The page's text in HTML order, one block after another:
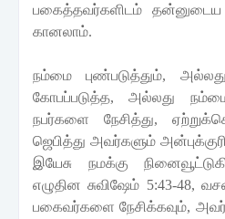
பகைத்தவர்களிடம்
தன்னுடைய
கானலாம்.
நம்மை புண்படுத்தும், அல்லது
கோபப்படுத்த,அல்லது
நபர்களை
நேசித்து,
ஜெபித்து அவர்களும்
இயேசு
நமக்கு
எழுதின சுவிஷேம் 5:43-48,
பகைவர்களை நேசிக்கவும்,